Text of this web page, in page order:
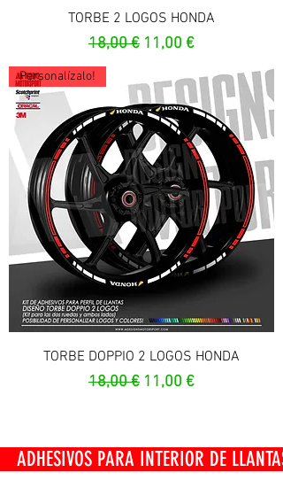
TORBE 2 LOGOS HONDA
Prezzo regolare
18,00 € Prezzo scontato
11,00 €
Personalízalo!
TORBE DOPPIO 2 LOGOS HONDA
Prezzo regolare
18,00 € Prezzo scontato
11,00 €
PARA INTERIOR DE LLANTAS